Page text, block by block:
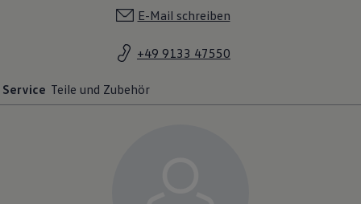
E-Mail schreiben
+49 9133 47550
Service Teile und Zubehör